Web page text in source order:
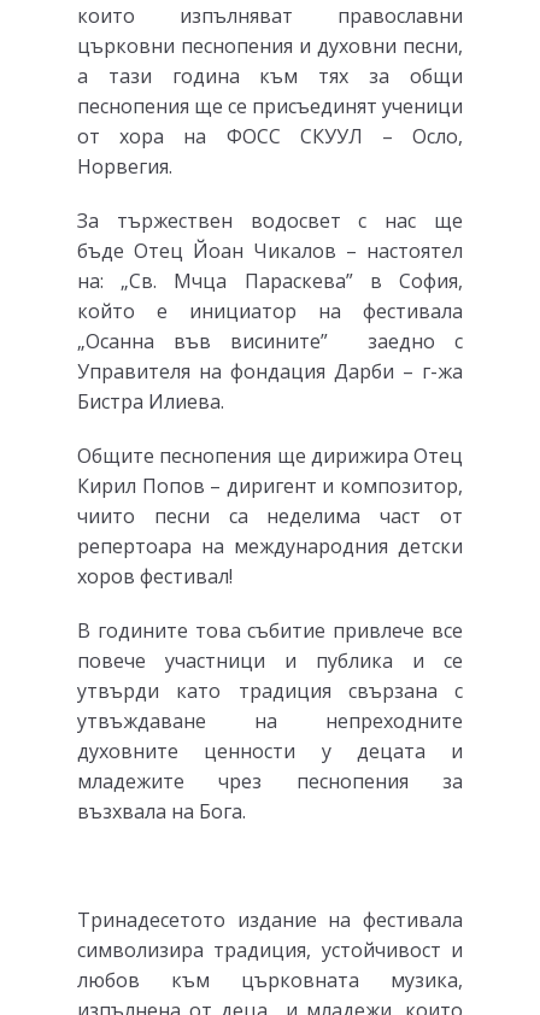
които изпълняват православни
църковни песнопения и духовни песни,
а тази година към тях за общи
песнопения ще се присъединят ученици
от хора на ФОСС СКУУЛ – Осло,
Норвегия.
За тържествен водосвет с нас ще
бъде Отец Йоан Чикалов – настоятел
на: „Св. Мчца Параскева” в София,
който е инициатор на фестивала
„Осанна във висините” заедно с
Управителя на фондация Дарби – г-жа
Бистра Илиева.
Общите песнопения ще дирижира Отец
Кирил Попов – диригент и композитор,
чиито песни са неделима част от
репертоара на международния детски
хоров фестивал!
В годините това събитие привлече все
повече участници и публика и се
утвърди като традиция свързана с
утвъждаване на непреходните
духовните ценности у децата и
младежите чрез песнопения за
възхвала на Бога.
Тринадесетото издание на фестивала
символизира традиция, устойчивост и
любов към църковната музика,